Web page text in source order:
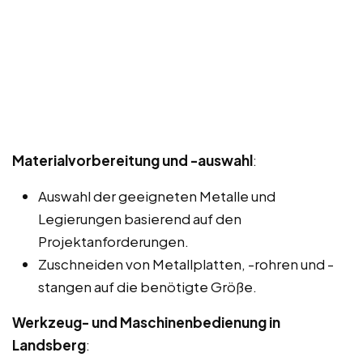
Materialvorbereitung und -auswahl:
Auswahl der geeigneten Metalle und
Legierungen basierend auf den
Projektanforderungen.
Zuschneiden von Metallplatten, -rohren und -
stangen auf die benötigte Größe.
Werkzeug- und Maschinenbedienung in
Landsberg: